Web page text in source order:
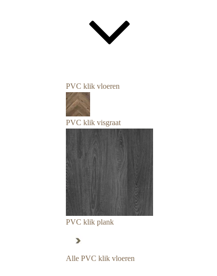
PVC klik vloeren
PVC klik visgraat
PVC klik plank
Alle PVC klik vloeren